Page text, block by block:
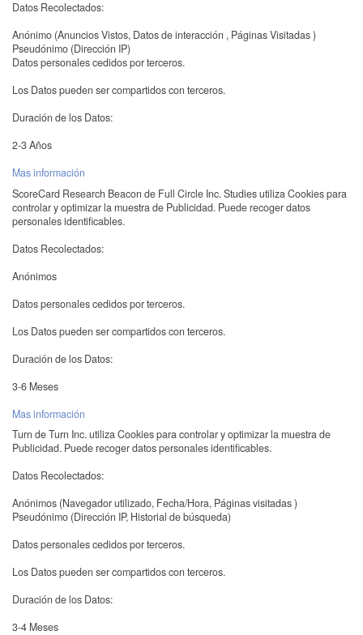
Datos Recolectados:
Anónimo (Anuncios Vistos, Datos de interacción , Páginas Visitadas )
Pseudónimo (Dirección IP)
Datos personales cedidos por terceros.
Los Datos pueden ser compartidos con terceros.
Duración de los Datos:
2-3 Años
Mas información
ScoreCard Research Beacon de Full Circle Inc. Studies utiliza Cookies para
controlar y optimizar la muestra de Publicidad. Puede recoger datos
personales identificables.
Datos Recolectados:
Anónimos
Datos personales cedidos por terceros.
Los Datos pueden ser compartidos con terceros.
Duración de los Datos:
3-6 Meses
Mas información
Turn de Turn Inc. utiliza Cookies para controlar y optimizar la muestra de
Publicidad. Puede recoger datos personales identificables.
Datos Recolectados:
Anónimos (Navegador utilizado, Fecha/Hora, Páginas visitadas )
Pseudónimo (Dirección IP, Historial de búsqueda)
Datos personales cedidos por terceros.
Los Datos pueden ser compartidos con terceros.
Duración de los Datos:
3-4 Meses